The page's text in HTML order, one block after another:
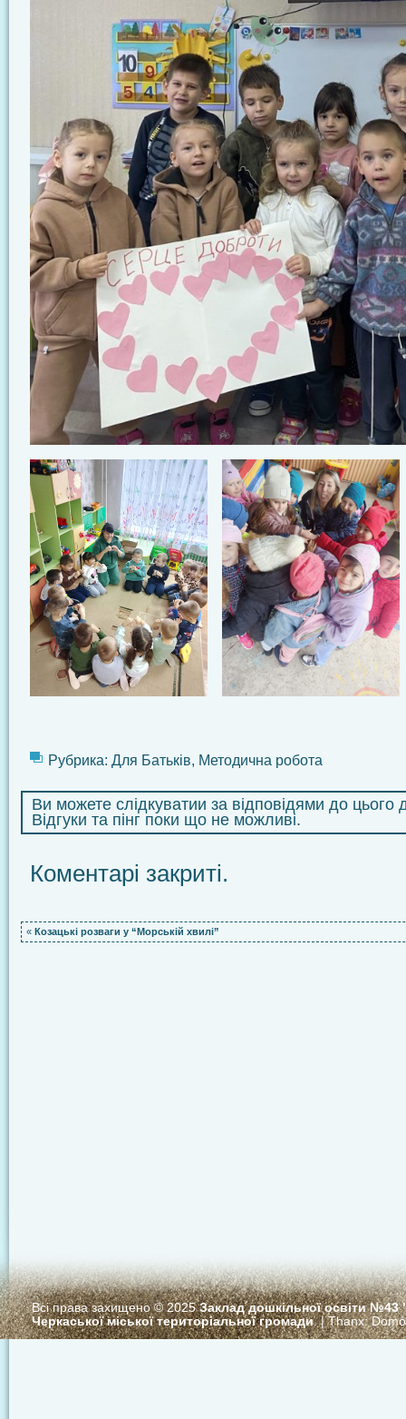
Рубрика: Для Батьків, Методична робота
Ви можете слідкуватии за відповідями до цього
Відгуки та пінг поки що не можливі.
Коментарі закриті.
« Козацькі розваги у “Морській хвилі”
Всі права захищено © 2025Заклад дошкільної освіти
Черкаської міської територіальної громади. | Thanx: